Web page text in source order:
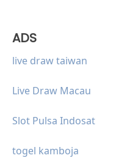
ADS
live draw taiwan
Live Draw Macau
Slot Pulsa Indosat
togel kamboja